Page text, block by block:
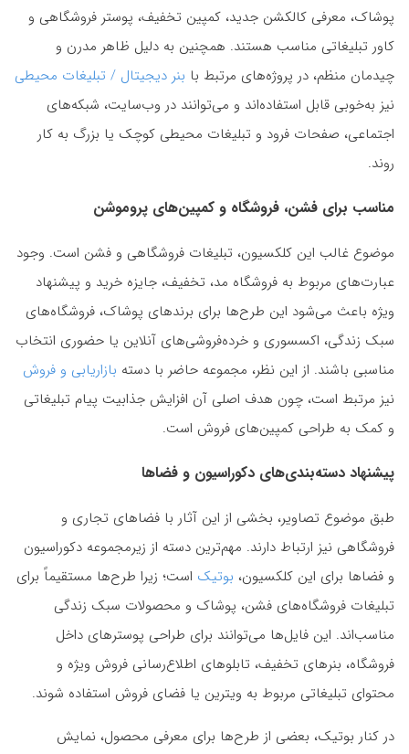
پوشاک، معرفی کالکشن جدید، کمپین تخفیف، پوستر فروشگاهی و
کاور تبلیغاتی مناسب هستند. همچنین به دلیل ظاهر مدرن و
چیدمان منظم، در پروژه‌های مرتبط با بنر دیجیتال / تبلیغات محیطی
نیز به‌خوبی قابل استفاده‌اند و می‌توانند در وب‌سایت، شبکه‌های
اجتماعی، صفحات فرود و تبلیغات محیطی کوچک یا بزرگ به کار
روند.
مناسب برای فشن، فروشگاه و کمپین‌های پروموشن
موضوع غالب این کلکسیون، تبلیغات فروشگاهی و فشن است. وجود
عبارت‌های مربوط به فروشگاه مد، تخفیف، جایزه خرید و پیشنهاد
ویژه باعث می‌شود این طرح‌ها برای برندهای پوشاک، فروشگاه‌های
سبک زندگی، اکسسوری و خرده‌فروشی‌های آنلاین یا حضوری انتخاب
مناسبی باشند. از این نظر، مجموعه حاضر با دسته بازاریابی و فروش
نیز مرتبط است، چون هدف اصلی آن افزایش جذابیت پیام تبلیغاتی
و کمک به طراحی کمپین‌های فروش است.
پیشنهاد دسته‌بندی‌های دکوراسیون و فضاها
طبق موضوع تصاویر، بخشی از این آثار با فضاهای تجاری و
فروشگاهی نیز ارتباط دارند. مهم‌ترین دسته از زیرمجموعه دکوراسیون
و فضاها برای این کلکسیون، بوتیک است؛ زیرا طرح‌ها مستقیماً برای
تبلیغات فروشگاه‌های فشن، پوشاک و محصولات سبک زندگی
مناسب‌اند. این فایل‌ها می‌توانند برای طراحی پوسترهای داخل
فروشگاه، بنرهای تخفیف، تابلوهای اطلاع‌رسانی فروش ویژه و
محتوای تبلیغاتی مربوط به ویترین یا فضای فروش استفاده شوند.
در کنار بوتیک، بعضی از طرح‌ها برای معرفی محصول، نمایش